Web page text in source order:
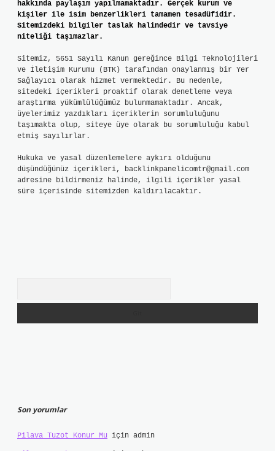
hakkında paylaşım yapılmamaktadır. Gerçek kurum ve
kişiler ile isim benzerlikleri tamamen tesadüfidir.
Sitemizdeki bilgiler taslak halindedir ve tavsiye
niteliği taşımazlar.
Sitemiz, 5651 Sayılı Kanun gereğince Bilgi Teknolojileri
ve İletişim Kurumu (BTK) tarafından onaylanmış bir Yer
Sağlayıcı olarak hizmet vermektedir. Bu nedenle,
sitedeki içerikleri proaktif olarak denetleme veya
araştırma yükümlülüğümüz bulunmamaktadır. Ancak,
üyelerimiz yazdıkları içeriklerin sorumluluğunu
taşımakta olup, siteye üye olarak bu sorumluluğu kabul
etmiş sayılırlar.
Hukuka ve yasal düzenlemelere aykırı olduğunu
düşündüğünüz içerikleri, backlinkpanelicomtr@gmail.com
adresine bildirmeniz halinde, ilgili içerikler yasal
süre içerisinde sitemizden kaldırılacaktır.
Son yorumlar
Pilava Tuzot Konur Mu için admin